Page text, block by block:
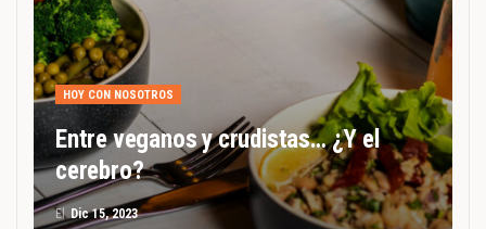
HOY CON NOSOTROS
Entre veganos y crudistas… ¿Y el
cerebro?
El Dic 15, 2023